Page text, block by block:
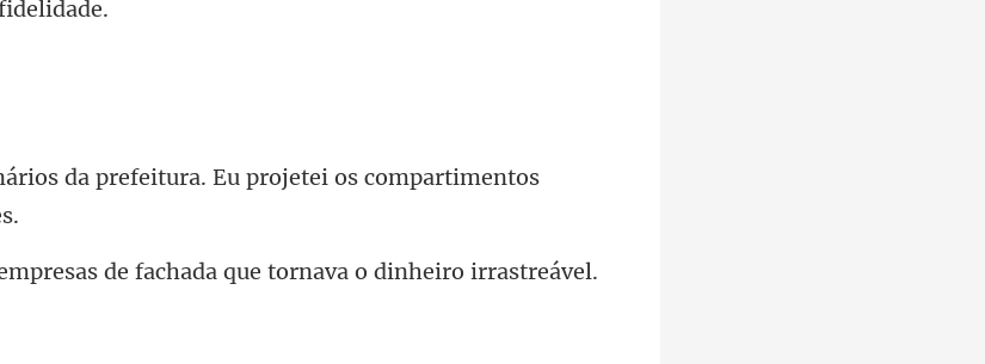
refeitura. Eu projetei os compar
presas de fachada que torn